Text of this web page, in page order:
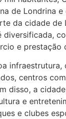
de Londrina e
da cidade de
diversificada,
e prestação
infraestrutura,
centros
disso, a
e
e clubes
2026 17:19:15
em
acho, não sei
2026 17:19:16
em